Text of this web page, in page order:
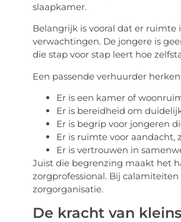
slaapkamer.
Belangrijk is vooral dat er ruimte
verwachtingen. De jongere is
die stap voor stap leert hoe
Een passende verhuurder
Er is een kamer of
Er is bereidheid om
Er is begrip voor jongeren
Er is ruimte voor aandacht,
Er is vertrouwen in
Juist die begrenzing maakt het
zorgprofessional. Bij
zorgorganisatie.
De kracht van